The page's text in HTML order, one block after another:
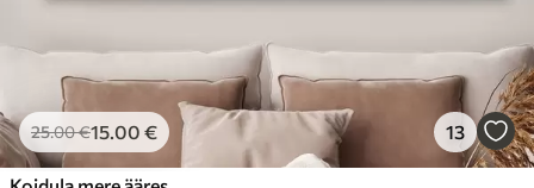
25.00€15.00 € 13